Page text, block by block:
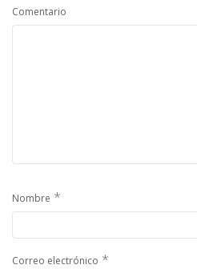
Comentario
Nombre *
Correo electrónico *